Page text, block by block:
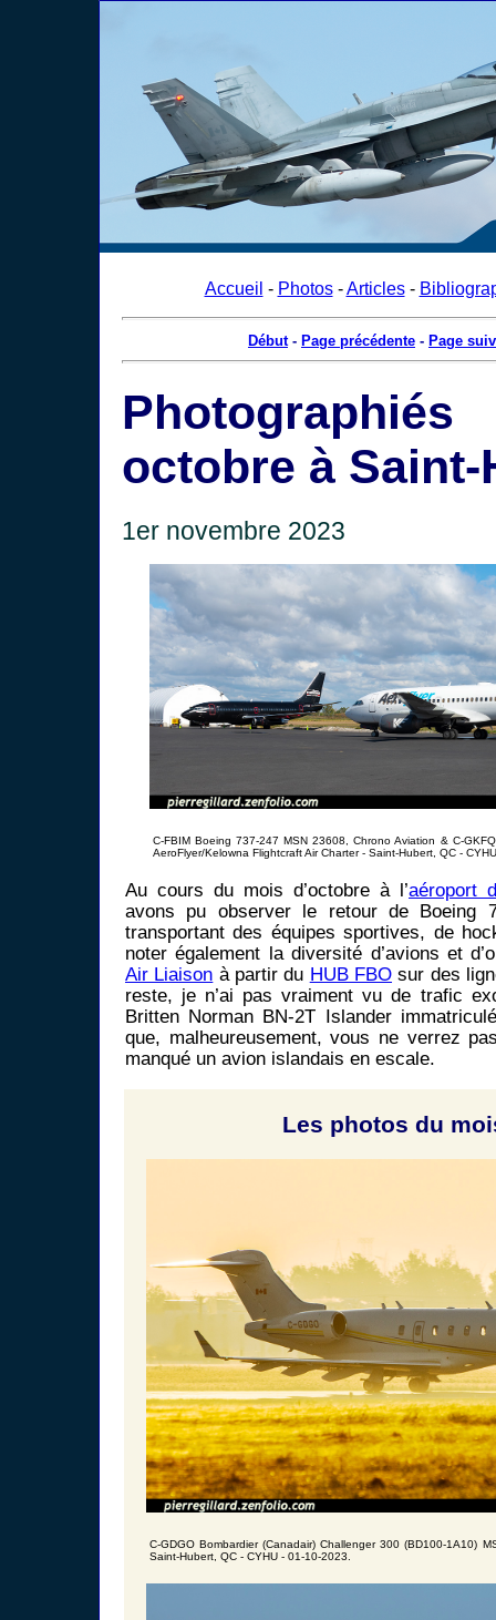
Accueil - Photos-Articles-
Début- Page précédente - Page
octobre à Saint-
1er novembre 2023
C-FBIM Boeing 737-247 MSN 23608, Chrono Aviation & C-
AeroFlyer/Kelowna Flightcraft Air Charter - Saint-Hubert, QC -
Au cours du mois d’octobre à l’aéroport
avons pu observer le retour de Boeing
transportant des équipes sportives, de
noter également la diversité d’avions et
Air Liaison à partir du HUB FBO sur des
reste, je n’ai pas vraiment vu de trafic
Britten Norman BN-2T Islander
que, malheureusement, vous ne verrez
manqué un avion islandais en escale.
Les photos du
C-GDGO Bombardier (Canadair) Challenger 300 (BD100-1A10)
Saint-Hubert, QC - CYHU - 01-10-2023.